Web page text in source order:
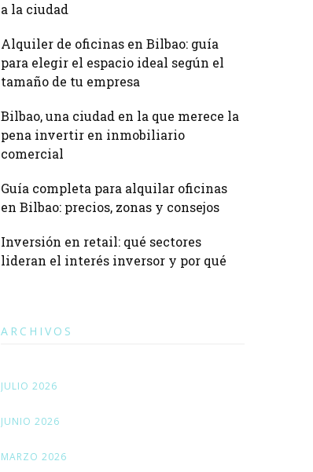
a la ciudad
Alquiler de oficinas en Bilbao: guía
para elegir el espacio ideal según el
tamaño de tu empresa
Bilbao, una ciudad en la que merece la
pena invertir en inmobiliario
comercial
Guía completa para alquilar oficinas
en Bilbao: precios, zonas y consejos
Inversión en retail: qué sectores
lideran el interés inversor y por qué
ARCHIVOS
JULIO 2026
JUNIO 2026
MARZO 2026